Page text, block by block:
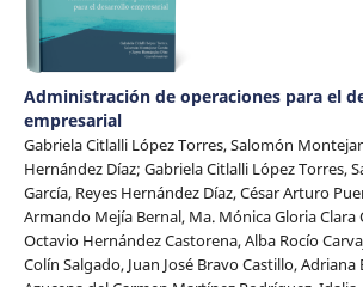
Administración de operaciones para el
empresarial
Gabriela Citlalli López Torres, Salomón
Hernández Díaz; Gabriela Citlalli López Torres,
García, Reyes Hernández Díaz, César Arturo
Armando Mejía Bernal, Ma. Mónica Gloria Clara
Octavio Hernández Castorena, Alba Rocío
Colín Salgado, Juan José Bravo Castillo, Adriana